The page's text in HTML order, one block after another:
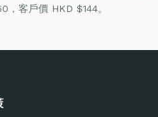
，客戶價 HKD $144。